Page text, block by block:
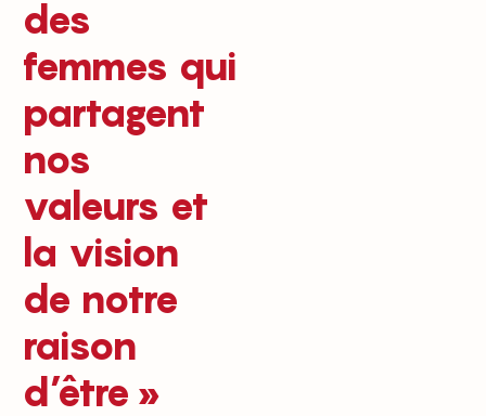
des
femmes qui
partagent
nos
valeurs et
la vision
de notre
raison
d’être »